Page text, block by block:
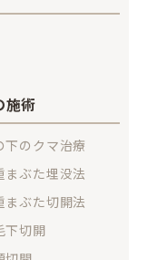
施術
下のクマ治療
まぶた埋没法
まぶた切開法
下切開